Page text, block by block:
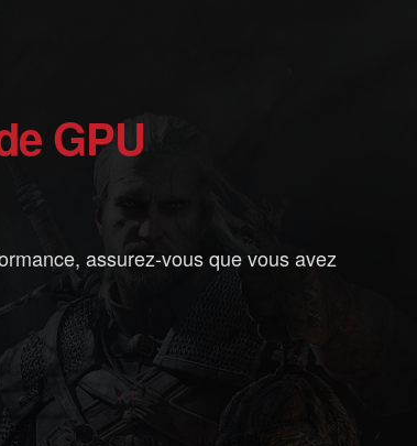
GPU
assurez-vous que vous avez